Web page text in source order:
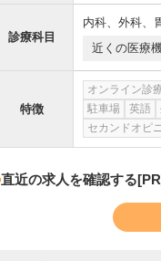
診療科目
内科、 外科、
近くの医療
特徴
オンライン診
駐車場
英語
セカンドオピ
直近の求人を確認する